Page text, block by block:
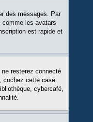
des messages. Par
comme les avatars
est rapide et
resterez connecté
cochez cette case
cybercafé,